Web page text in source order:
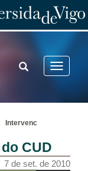
Toggle
TOGGLE
SEARCH
Intervenc
CUD
7 de set. de 2010